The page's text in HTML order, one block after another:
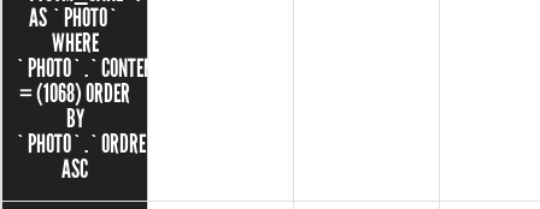
AS `PHOTO`
WHERE
`PHOTO`.`CONTENU_ID`
= (1068) ORDER
BY
`PHOTO`.`ORDRE`
ASC